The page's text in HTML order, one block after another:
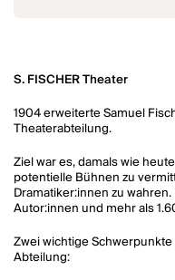
S. FISCHER Theater
1904 erweiterte Samuel
Theaterabteilung.
Ziel war es, damals wie
potentielle Bühnen zu
Dramatiker:innen zu
Autor:innen und mehr als
Zwei wichtige
Abteilung: